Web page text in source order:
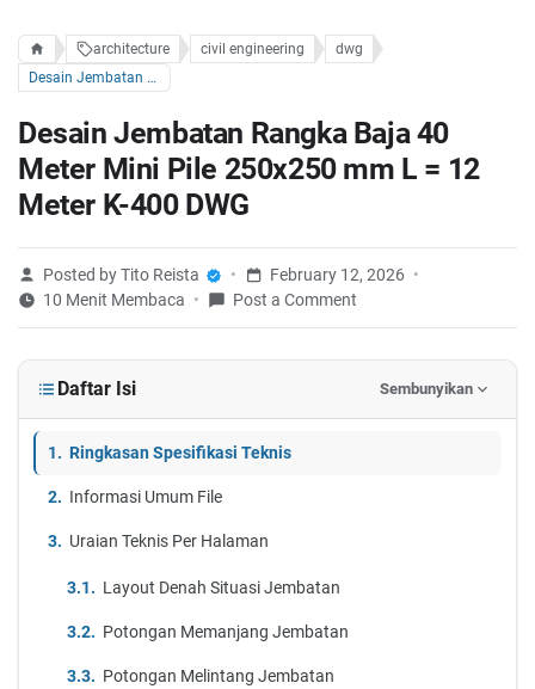
architecture civil engineering
dwg
Desain Jembatan Rangka Baja 40 Meter Mini Pile 250x250 mm L = 12 Meter K-400 DWG
Desain Jembatan Rangka Baja 40
Meter Mini Pile 250x250 mm L = 12
Meter K-400 DWG
Posted by Tito Reista
February 12, 2026
10 Menit Membaca
Post a Comment
Daftar Isi Sembunyikan
Ringkasan Spesifikasi Teknis
Informasi Umum File
Uraian Teknis Per Halaman
Layout Denah Situasi Jembatan
Potongan Memanjang Jembatan
Potongan Melintang Jembatan